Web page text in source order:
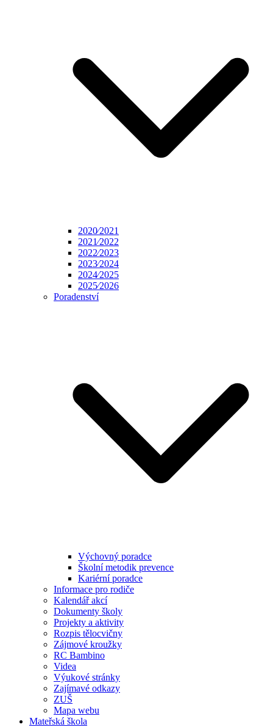
2020⁄2021
2021⁄2022
2022⁄2023
2023⁄2024
2024⁄2025
2025⁄2026
Poradenství
Výchovný poradce
Školní metodik prevence
Kariérní poradce
Informace pro rodiče
Kalendář akcí
Dokumenty školy
Projekty a aktivity
Rozpis tělocvičny
Zájmové kroužky
RC Bambino
Videa
Výukové stránky
Zajímavé odkazy
ZUŠ
Mapa webu
Mateřská škola